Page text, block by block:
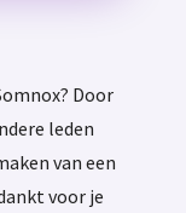
Door
leden
van een
voor je